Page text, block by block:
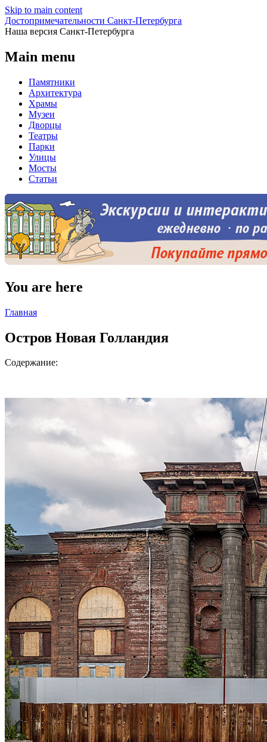
Skip to main content
Достопримечательности Санкт-Петербурга
Наша версия Санкт-Петербурга
Main menu
Памятники
Архитектура
Храмы
Музеи
Дворцы
Театры
Парки
Улицы
Мосты
Статьи
You are here
Главная
Остров Новая Голландия
Содержание: